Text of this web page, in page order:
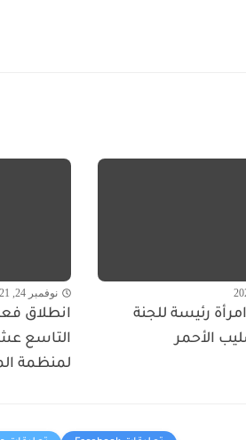
رئيسة للجنة
الأحمر
نوفمبر 24, 2021
انطلاق
التاسع
لمنظمة